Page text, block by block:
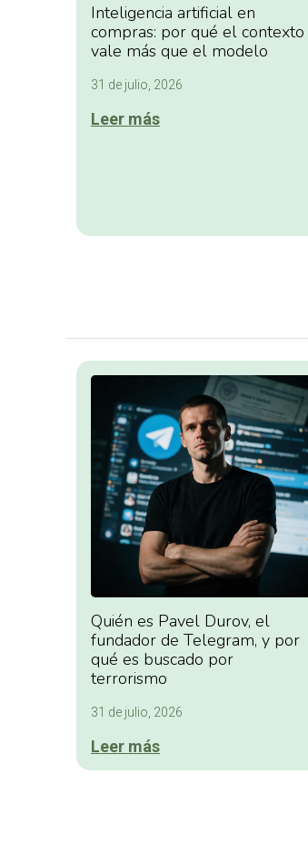
Inteligencia artificial en
compras: por qué el contexto
vale más que el modelo
31 de julio, 2026
Leer más
Quién es Pavel Durov, el
fundador de Telegram, y por
qué es buscado por
terrorismo
31 de julio, 2026
Leer más